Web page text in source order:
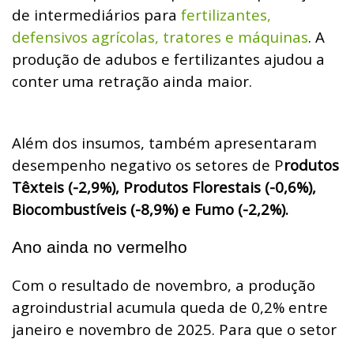
de intermediários para fertilizantes,
defensivos agrícolas, tratores e máquinas. A
produção de adubos e fertilizantes ajudou a
conter uma retração ainda maior.
Além dos insumos, também apresentaram
desempenho negativo os setores de Produtos
Têxteis (-2,9%), Produtos Florestais (-0,6%),
Biocombustíveis (-8,9%) e Fumo (-2,2%).
Ano ainda no vermelho
Com o resultado de novembro, a produção
agroindustrial acumula queda de 0,2% entre
janeiro e novembro de 2025. Para que o setor